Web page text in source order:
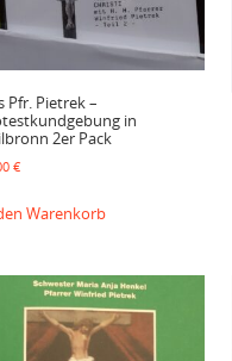
Pfr. Pietrek –
in
2er Pack
€
Warenkorb